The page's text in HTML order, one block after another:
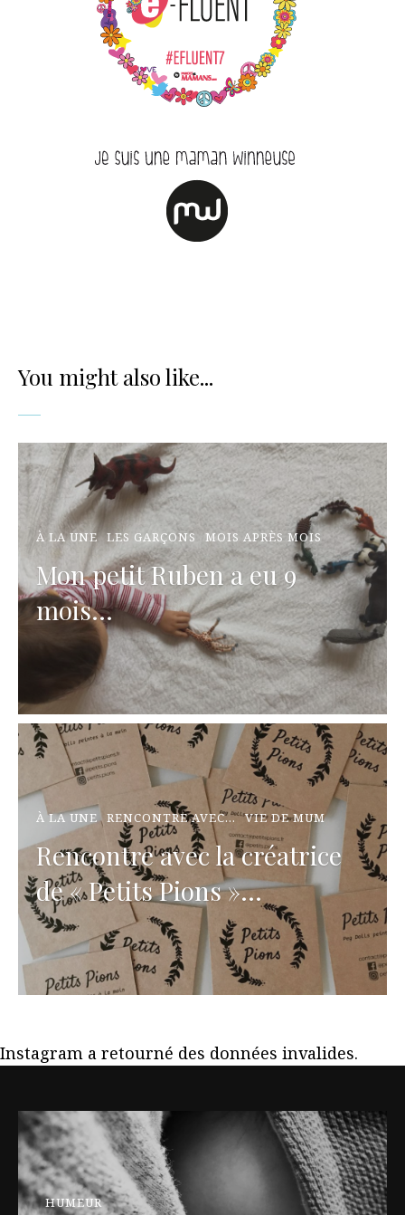
You might also like...
À LA UNE LES GARÇONS MOIS APRÈS MOIS
Mon petit Ruben a eu 9
mois...
À LA UNE RENCONTRE AVEC... VIE DE MUM
Rencontre avec la créatrice
de « Petits Pions »…
Instagram a retourné des données invalides.
HUMEUR